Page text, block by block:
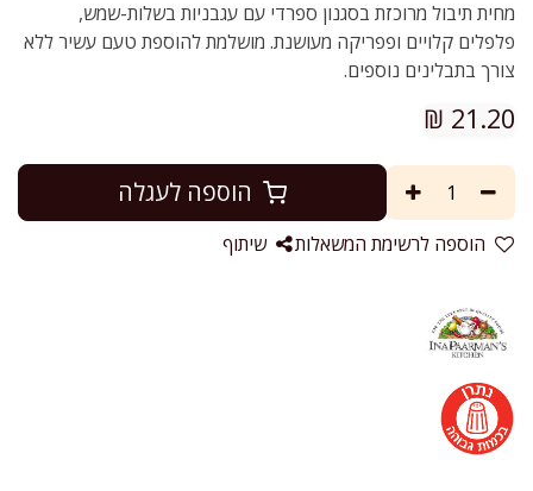
מחית תיבול מרוכזת בסגנון ספרדי עם עגבניות בשלות-שמש,
פלפלים קלויים ופפריקה מעושנת. מושלמת להוספת טעם עשיר ללא
צורך בתבלינים נוספים.
21.20
₪
הוספה לעגלה
הוספה לרשימת המשאלות שיתוף